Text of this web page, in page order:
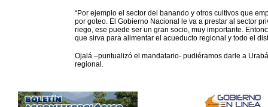
“Por ejemplo el sector del banando y otros cultivos que
por goteo. El Gobierno Nacional le va a prestar al sector
riego, ese puede ser un gran socio, muy importante.
que sirva para alimentar el acueducto regional y todo el
Ojalá –puntualizó el mandatario- pudiéramos darle a
regional.